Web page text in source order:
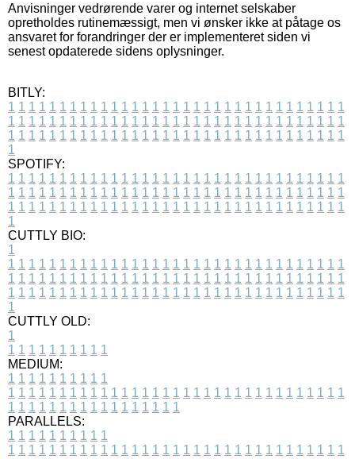
Anvisninger vedrørende varer og internet selskaber
opretholdes rutinemæssigt, men vi ønsker ikke at påtage os
ansvaret for forandringer der er implementeret siden vi
senest opdaterede sidens oplysninger.
BITLY:
1 1 1 1 1 1 1 1 1 1 1 1 1 1 1 1 1 1 1 1 1 1 1 1 1 1 1 1 1 1 1 1 1
1 1 1 1 1 1 1 1 1 1 1 1 1 1 1 1 1 1 1 1 1 1 1 1 1 1 1 1 1 1 1 1 1
1 1 1 1 1 1 1 1 1 1 1 1 1 1 1 1 1 1 1 1 1 1 1 1 1 1 1 1 1 1 1 1 1
1
SPOTIFY:
1 1 1 1 1 1 1 1 1 1 1 1 1 1 1 1 1 1 1 1 1 1 1 1 1 1 1 1 1 1 1 1 1
1 1 1 1 1 1 1 1 1 1 1 1 1 1 1 1 1 1 1 1 1 1 1 1 1 1 1 1 1 1 1 1 1
1 1 1 1 1 1 1 1 1 1 1 1 1 1 1 1 1 1 1 1 1 1 1 1 1 1 1 1 1 1 1 1 1
1
CUTTLY BIO:
1
1 1 1 1 1 1 1 1 1 1 1 1 1 1 1 1 1 1 1 1 1 1 1 1 1 1 1 1 1 1 1 1 1
1 1 1 1 1 1 1 1 1 1 1 1 1 1 1 1 1 1 1 1 1 1 1 1 1 1 1 1 1 1 1 1 1
1 1 1 1 1 1 1 1 1 1 1 1 1 1 1 1 1 1 1 1 1 1 1 1 1 1 1 1 1 1 1 1 1
1
CUTTLY OLD:
1
1 1 1 1 1 1 1 1 1 1
MEDIUM:
1 1 1 1 1 1 1 1 1 1
1 1 1 1 1 1 1 1 1 1 1 1 1 1 1 1 1 1 1 1 1 1 1 1 1 1 1 1 1 1 1 1 1
1 1 1 1 1 1 1 1 1 1 1 1 1 1 1 1 1
PARALLELS:
1 1 1 1 1 1 1 1 1 1
1 1 1 1 1 1 1 1 1 1 1 1 1 1 1 1 1 1 1 1 1 1 1 1 1 1 1 1 1 1 1 1 1